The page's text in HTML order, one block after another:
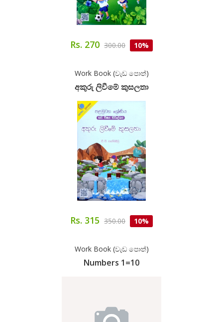
Rs. 270 300.00 10%
Work Book (වැඩ පොත්)
අකුරු ලිවීමේ කුසලතා
Rs. 315 350.00 10%
Work Book (වැඩ පොත්)
Numbers 1=10